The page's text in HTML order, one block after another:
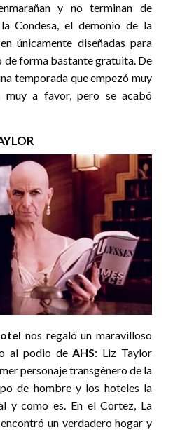
y no terminan de
Condesa, el demonio de la
únicamente diseñadas para
forma bastante gratuita. De
temporada que empezó muy
muy a favor, pero se acabó
nos regaló un maravilloso
al podio deAHS: Liz Taylor
personaje transgénero de la
de hombre y los hoteles la
y como es. En el Cortez, La
un verdadero hogar y